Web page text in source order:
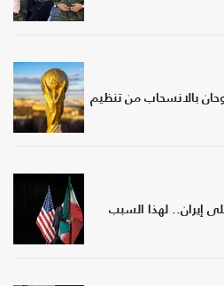
بالانسحاب من تنظيم
إيران.. لهذا السبب